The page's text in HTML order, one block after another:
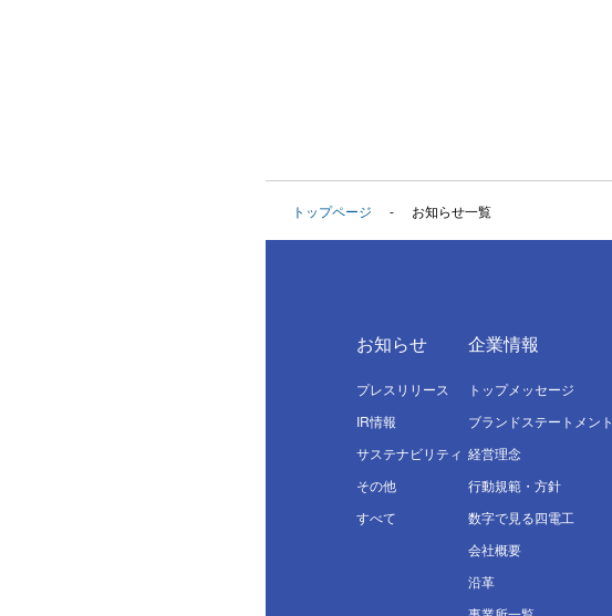
トップページ お知らせ一覧
お知らせ
プレスリリース
IR情報
サステナビリティ
その他
すべて
企業情報
トップメッセージ
ブランドステートメント
経営理念
行動規範・方針
数字で⾒る四電⼯
会社概要
沿革